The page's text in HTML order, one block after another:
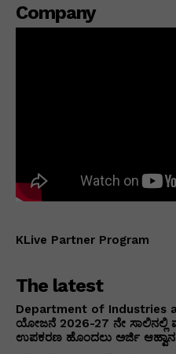
Company
KLive Partner Program
The latest
Department of Industries
ಯೋಜನೆ 2026-27 ನೇ ಸಾಲಿನಲ್ಲಿ
ಉಪಕರಣ ಹೊಂದಲು ಅರ್ಜಿ